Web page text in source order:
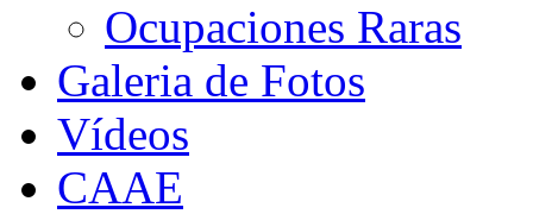
Ocupaciones Raras
Galeria de Fotos
Vídeos
CAAE